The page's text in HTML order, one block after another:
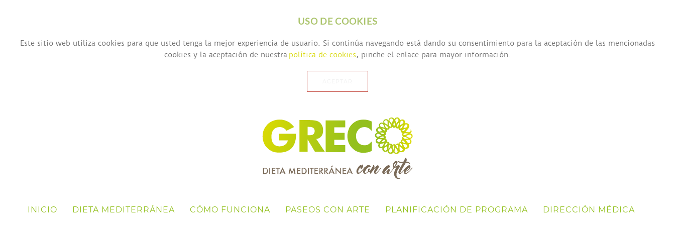
USO DE COOKIES
Este sitio web utiliza cookies para que usted tenga la mejor experiencia de usuario. Si continúa navegando está dando su consentimiento para la aceptación de las mencionadas
cookies y la aceptación de nuestra política de cookies, pinche el enlace para mayor información.
INICIO DIETA MEDITERRÁNEA CÓMO FUNCIONA PASEOS CON ARTE PLANIFICACIÓN DE PROGRAMA DIRECCIÓN MÉDICA